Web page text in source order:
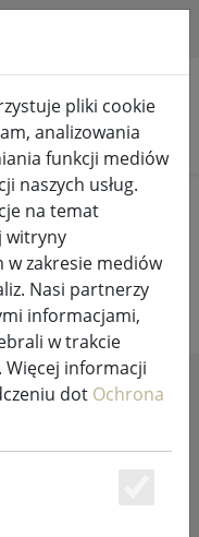
oświetleniowe
oświetlenia
pliki cookie
analizowania
funkcji mediów
naszych usług.
na temat
witryny
zakresie mediów
Nasi partnerzy
informacjami,
w trakcie
Więcej informacji
dot Ochrona